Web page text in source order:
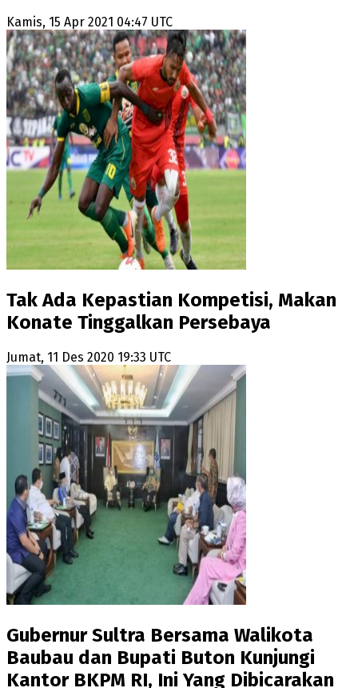
Kamis, 15 Apr 2021 04:47 UTC
Tak Ada Kepastian Kompetisi, Makan
Konate Tinggalkan Persebaya
Jumat, 11 Des 2020 19:33 UTC
Gubernur Sultra Bersama Walikota
Baubau dan Bupati Buton Kunjungi
Kantor BKPM RI, Ini Yang Dibicarakan